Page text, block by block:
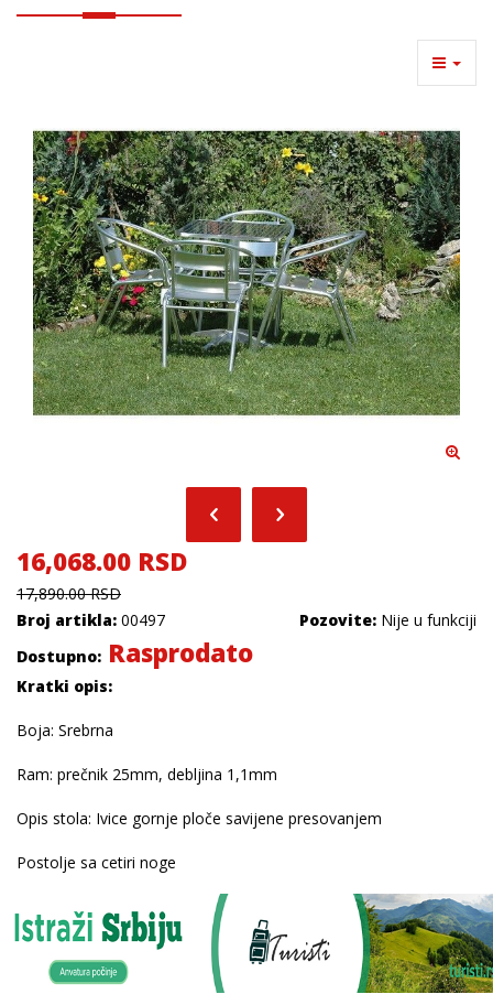
16,068.00 RSD
17,890.00 RSD
Broj artikla: 00497 Pozovite: Nije u funkciji
Dostupno: Rasprodato
Kratki opis:
Boja: Srebrna
Ram: prečnik 25mm, debljina 1,1mm
Opis stola: Ivice gornje ploče savijene presovanjem
Postolje sa cetiri noge